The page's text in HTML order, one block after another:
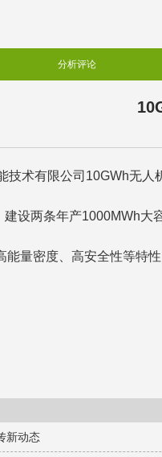
分析评论
术有限公司10GWh无人
设两条年产1000MWh大
量密度、高安全性等特
新动态